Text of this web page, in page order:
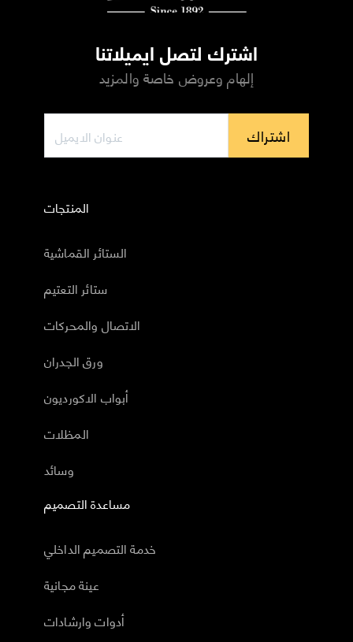
اشترك لتصل ايميلاتنا
إلهام وعروض خاصة والمزيد
اشتراك
المنتجات
الستائر القماشية
ستائر التعتيم
الاتصال والمحركات
ورق الجدران
أبواب الاكورديون
المظلات
وسائد
مساعدة التصميم
خدمة التصميم الداخلي
عينة مجانية
أدوات وارشادات